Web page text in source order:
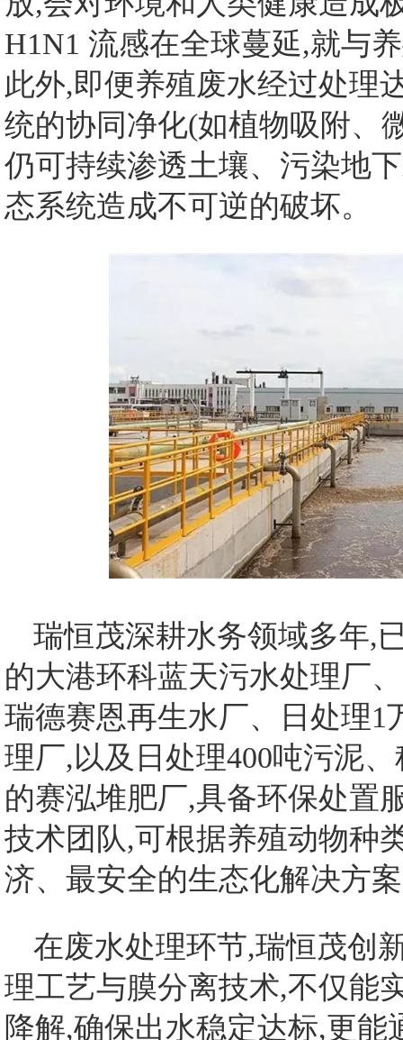
H1N1 流感在全球蔓延,就与
此外,即便养殖废水经过处理
统的协同净化(如植物吸附、
仍可持续渗透土壤、污染地
态系统造成不可逆的破坏。
瑞恒茂深耕水务领域多年,
的大港环科蓝天污水处理厂
瑞德赛恩再生水厂、日处理1
理厂,以及日处理400吨污泥
的赛泓堆肥厂,具备环保处置
技术团队,可根据养殖动物种
济、最安全的生态化解决方
在废水处理环节,瑞恒茂创
理工艺与膜分离技术,不仅能
降解,确保出水稳定达标,更